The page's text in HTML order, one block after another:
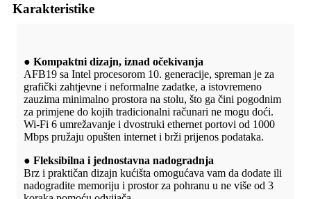
Karakteristike
● Kompaktni dizajn, iznad očekivanja
AFB19 sa Intel procesorom 10. generacije, spreman je za
grafički zahtjevne i neformalne zadatke, a istovremeno
zauzima minimalno prostora na stolu, što ga čini pogodnim
za primjene do kojih tradicionalni računari ne mogu doći.
Wi-Fi 6 umrežavanje i dvostruki ethernet portovi od 1000
Mbps pružaju opušten internet i brži prijenos podataka.
● Fleksibilna i jednostavna nadogradnja
Brz i praktičan dizajn kućišta omogućava vam da dodate ili
nadogradite memoriju i prostor za pohranu u ne više od 3